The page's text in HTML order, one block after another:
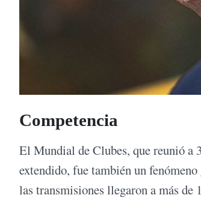
Competencia
El Mundial de Clubes, que reunió a
extendido, fue también un
las transmisiones llegaron a más de